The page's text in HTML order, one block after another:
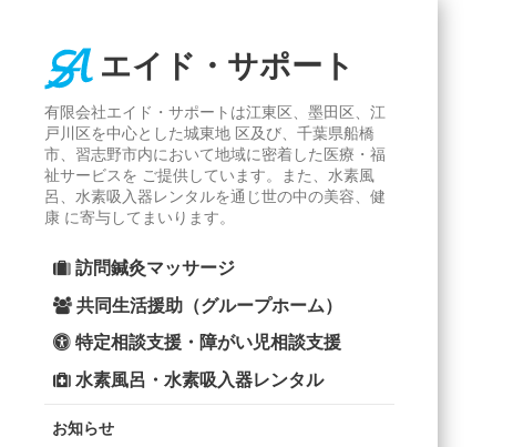
エイド・サポート
有限会社エイド・サポートは江東区、墨田区、江
戸川区を中心とした城東地 区及び、千葉県船橋
市、習志野市内において地域に密着した医療・福
祉サービスを ご提供しています。また、水素風
呂、水素吸入器レンタルを通じ世の中の美容、健
康 に寄与してまいります。
訪問鍼灸マッサージ
共同生活援助（グループホーム）
特定相談支援・障がい児相談支援
水素風呂・水素吸入器レンタル
お知らせ